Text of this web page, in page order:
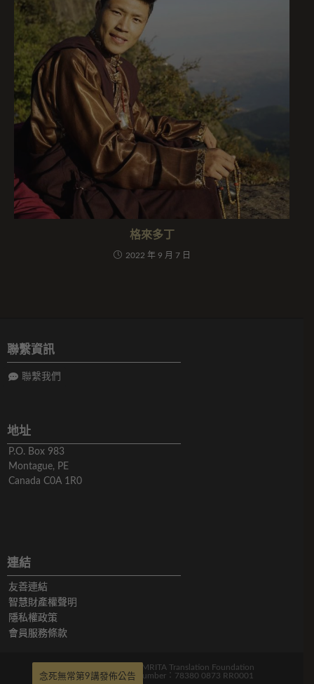
格來多丁
2022 年 9 月 7 日
聯繫資訊
聯繫我們
地址
P.O. Box 983
Montague, PE
Canada C0A 1R0
連結
友善連結
智慧財產權聲明
隱私權政策
會員服務條款
版權所有© 2019-2026 AMRITA Translation Foundation
Charitable Registration Number：78380 0873 RR0001
念死無常第9講發佈公告